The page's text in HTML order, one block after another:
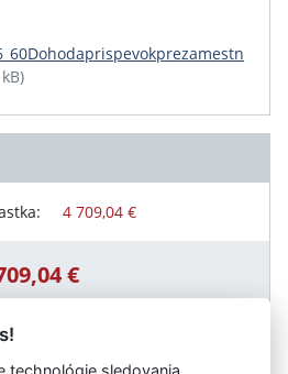
4 709,04 €
€
technológie sledovania